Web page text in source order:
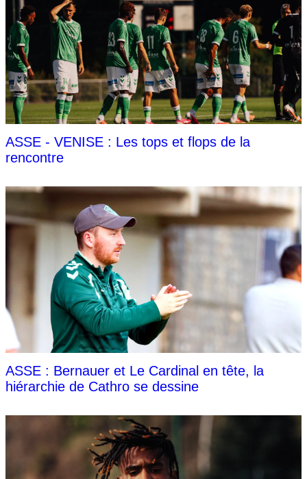
ASSE - VENISE : Les tops et flops de la
rencontre
ASSE : Bernauer et Le Cardinal en tête, la
hiérarchie de Cathro se dessine